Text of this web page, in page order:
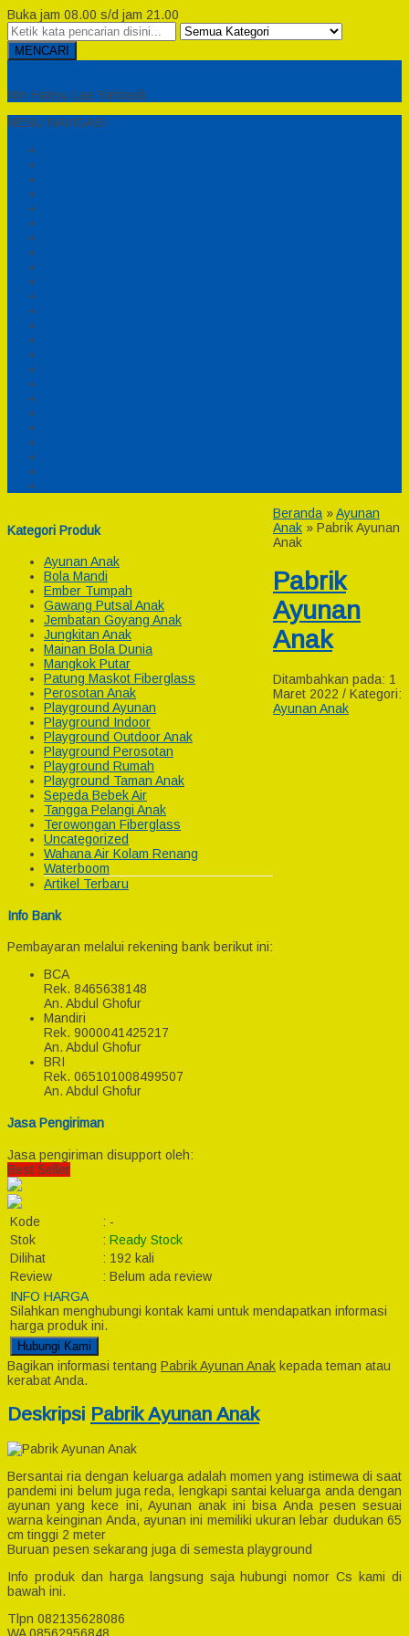
Buka jam 08.00 s/d jam 21.00
MENCARI
Min Haitsu Laa Yahtasib
MENU NAVIGASI
Kategori Produk
Ayunan Anak
Bola Mandi
Ember Tumpah
Gawang Putsal Anak
Jembatan Goyang Anak
Jungkitan Anak
Mainan Bola Dunia
Mangkok Putar
Patung Maskot Fiberglass
Perosotan Anak
Playground Ayunan
Playground Indoor
Playground Outdoor Anak
Playground Perosotan
Playground Rumah
Playground Taman Anak
Sepeda Bebek Air
Tangga Pelangi Anak
Terowongan Fiberglass
Uncategorized
Wahana Air Kolam Renang
Waterboom
Artikel Terbaru
Info Bank
Pembayaran melalui rekening bank berikut ini:
BCA
Rek. 8465638148
An. Abdul Ghofur
Mandiri
Rek. 9000041425217
An. Abdul Ghofur
BRI
Rek. 065101008499507
An. Abdul Ghofur
Jasa Pengiriman
Jasa pengiriman disupport oleh:
Beranda »Ayunan
Anak » Pabrik Ayunan
Anak
Pabrik
Ayunan
Anak
Ditambahkan pada: 1
Maret 2022 / Kategori:
Ayunan Anak
Best Seller
Kode : -
Stok
: Ready Stock
Dilihat
: 192 kali
Review
: Belum ada review
INFO HARGA
Silahkan menghubungi kontak kami untuk mendapatkan informasi
harga produk ini.
Hubungi Kami
Bagikan informasi tentang Pabrik Ayunan Anak kepada teman atau
kerabat Anda.
Deskripsi Pabrik Ayunan Anak
Bersantai ria dengan keluarga adalah momen yang istimewa di saat
pandemi ini belum juga reda, lengkapi santai keluarga anda dengan
ayunan yang kece ini, Ayunan anak ini bisa Anda pesen sesuai
warna keinginan Anda, ayunan ini memiliki ukuran lebar dudukan 65
cm tinggi 2 meter
Buruan pesen sekarang juga di semesta playground
Info produk dan harga langsung saja hubungi nomor Cs kami di
bawah ini.
Tlpn 082135628086
WA 08562956848